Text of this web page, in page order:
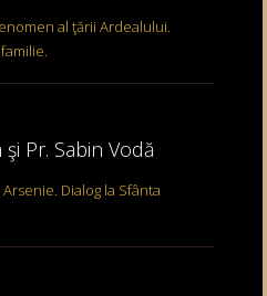
al ţării Ardealului.
Pr. Sabin Vodă
Dialog la Sfânta